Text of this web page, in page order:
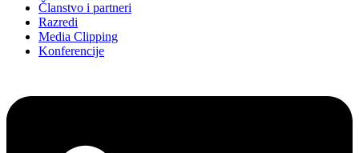
Članstvo i partneri
Razredi
Media Clipping
Konferencije